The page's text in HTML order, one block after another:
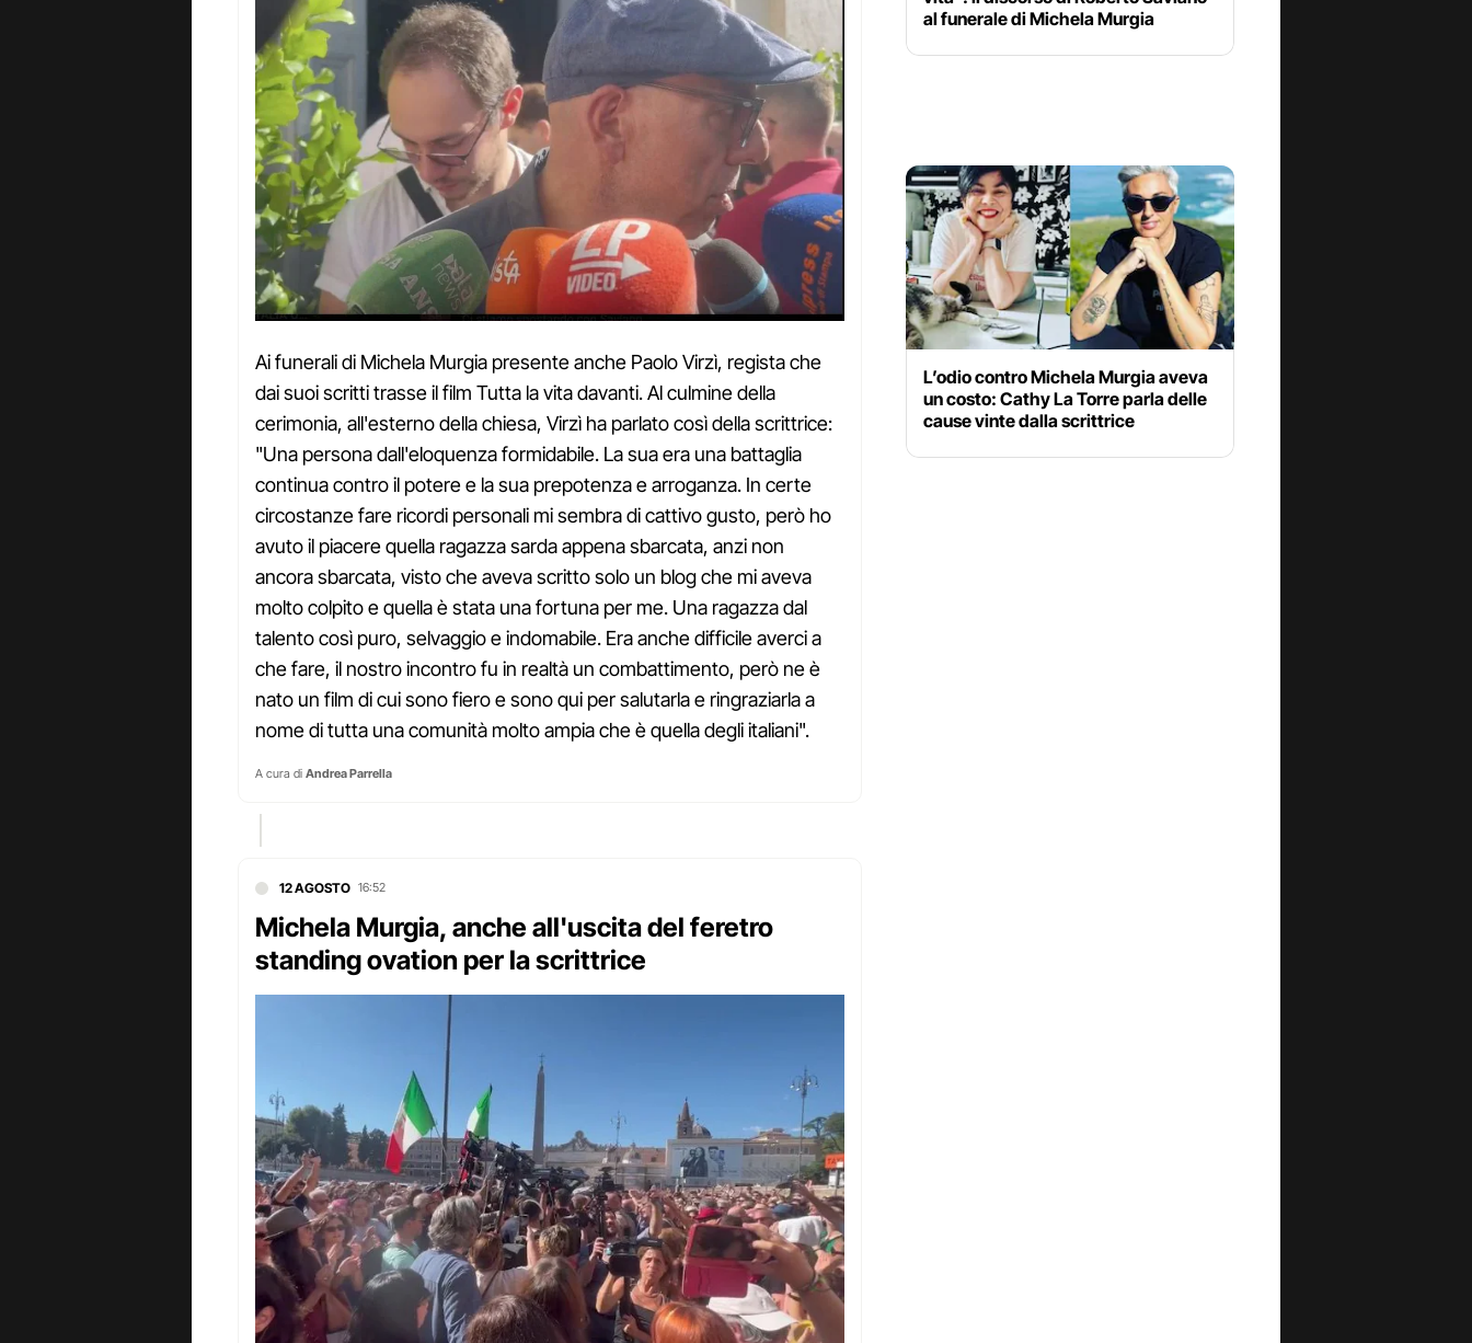
Ai funerali di Michela Murgia presente anche Paolo Virzì, regista che
dai suoi scritti trasse il film Tutta la vita davanti. Al culmine della
cerimonia, all'esterno della chiesa, Virzì ha parlato così della scrittrice:
"Una persona dall'eloquenza formidabile. La sua era una battaglia
continua contro il potere e la sua prepotenza e arroganza. In certe
circostanze fare ricordi personali mi sembra di cattivo gusto, però ho
avuto il piacere quella ragazza sarda appena sbarcata, anzi non
ancora sbarcata, visto che aveva scritto solo un blog che mi aveva
molto colpito e quella è stata una fortuna per me. Una ragazza dal
talento così puro, selvaggio e indomabile. Era anche difficile averci a
che fare, il nostro incontro fu in realtà un combattimento, però ne è
nato un film di cui sono fiero e sono qui per salutarla e ringraziarla a
nome di tutta una comunità molto ampia che è quella degli italiani".
A cura di Andrea Parrella
12 AGOSTO 16:52
Michela Murgia, anche all'uscita del feretro
standing ovation per la scrittrice
al funerale di Michela Murgia
L’odio contro Michela Murgia aveva
un costo: Cathy La Torre parla delle
cause vinte dalla scrittrice